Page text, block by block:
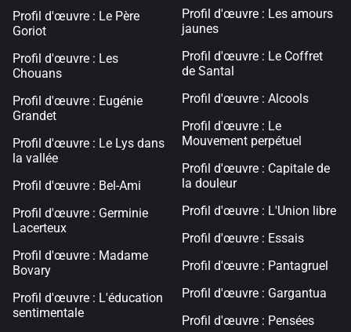
Profil d'œuvre : Le Père
Goriot
Profil d'œuvre : Les
Chouans
Profil d'œuvre : Eugénie
Grandet
Profil d'œuvre : Le Lys dans
la vallée
Profil d'œuvre : Bel-Ami
Profil d'œuvre : Germinie
Lacerteux
Profil d'œuvre : Madame
Bovary
Profil d'œuvre : L'éducation
sentimentale
Profil d'œuvre : Les amours
jaunes
Profil d'œuvre : Le Coffret
de Santal
Profil d'œuvre : Alcools
Profil d'œuvre : Le
Mouvement perpétuel
Profil d'œuvre : Capitale de
la douleur
Profil d'œuvre : L'Union libre
Profil d'œuvre : Essais
Profil d'œuvre : Pantagruel
Profil d'œuvre : Gargantua
Profil d'œuvre : Pensées